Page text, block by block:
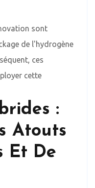
sont
de l'hydrogène
ces
cette
:
Atouts
Et De